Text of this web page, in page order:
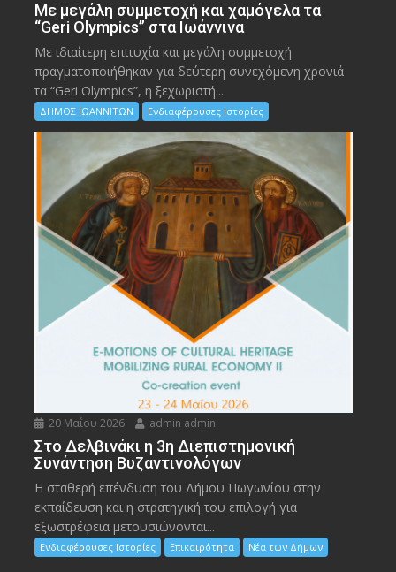
Με μεγάλη συμμετοχή και χαμόγελα τα
“Geri Olympics” στα Ιωάννινα
Με ιδιαίτερη επιτυχία και μεγάλη συμμετοχή
πραγματοποιήθηκαν για δεύτερη συνεχόμενη χρονιά
τα “Geri Olympics”, η ξεχωριστή...
ΔΗΜΟΣ ΙΩΑΝΝΙΤΩΝ Ενδιαφέρουσες Ιστορίες
20 Μαΐου 2026 admin admin
Στο Δελβινάκι η 3η Διεπιστημονική
Συνάντηση Βυζαντινολόγων
Η σταθερή επένδυση του Δήμου Πωγωνίου στην
εκπαίδευση και η στρατηγική του επιλογή για
εξωστρέφεια μετουσιώνονται...
Ενδιαφέρουσες Ιστορίες Επικαιρότητα Νέα των Δήμων